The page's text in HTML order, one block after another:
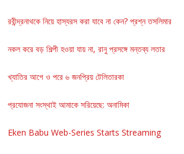
রবীন্দ্রনাথকে নিয়ে হাস্যরস করা যাবে না কেন? প্রশ্ন তসলিমার
নকল করে বড় শিল্পী হওয়া যায় না, রানু প্রসঙ্গে মন্তব্য লতার
খ্যাতির আগে ও পরে ৬ জনপ্রিয় টেলিতারকা
প্রযোজনা সংস্থাই আমাকে সরিয়েছে: অনামিকা
Eken Babu Web-Series Starts Streaming